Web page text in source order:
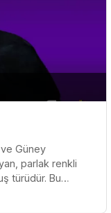
ve Güney
parlak renkli
türüdür. Bu